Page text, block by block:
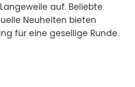
auf. Beliebte
Neuheiten bieten
für eine gesellige Runde.